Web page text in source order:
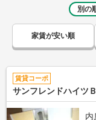
別の
家賃が安い順
賃貸コーポ
サンフレンドハイツＢ
内